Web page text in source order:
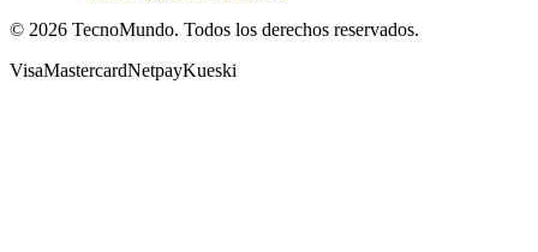
© 2026 TecnoMundo. Todos los derechos reservados.
VisaMastercardNetpayKueski